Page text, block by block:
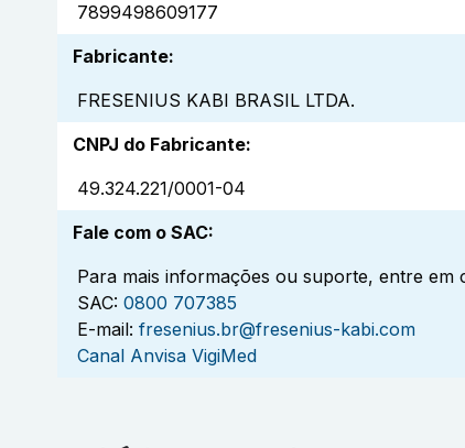
7899498609177
Fabricante:
FRESENIUS KABI BRASIL LTDA.
CNPJ do Fabricante:
49.324.221/0001-04
Fale com o SAC:
Para mais informações ou suporte, entre
SAC: 0800 707385
E-mail: fresenius.br@fresenius-kabi.com
Canal Anvisa VigiMed